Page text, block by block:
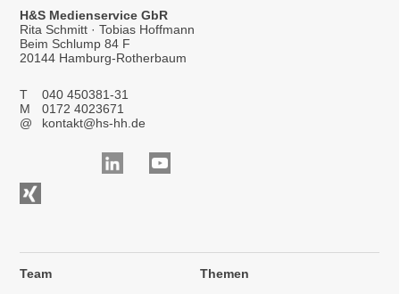
H&S Medienservice GbR
Rita Schmitt · Tobias Hoffmann
Beim Schlump 84 F
20144 Hamburg-Rotherbaum
T
040 450381-31
M
0172 4023671
@
kontakt@hs-hh.de
Team
Themen